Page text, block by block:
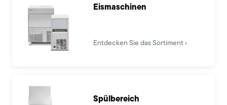
Eismaschinen
Entdecken Sie das Sortiment
Spülbereich